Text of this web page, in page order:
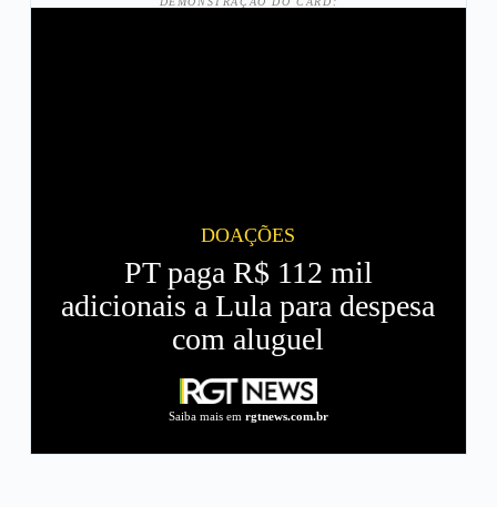
DOAÇÕES
PT paga R$ 112 mil
adicionais a Lula para despesa
com aluguel
Saiba mais em rgtnews.com.br